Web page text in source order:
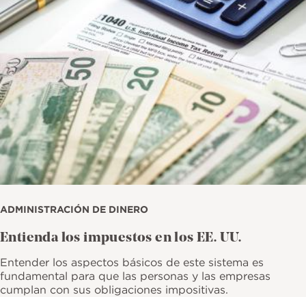
ADMINISTRACIÓN DE DINERO
Entienda los impuestos en los EE. UU.
Entender los aspectos básicos de este sistema es
fundamental para que las personas y las empresas
cumplan con sus obligaciones impositivas.